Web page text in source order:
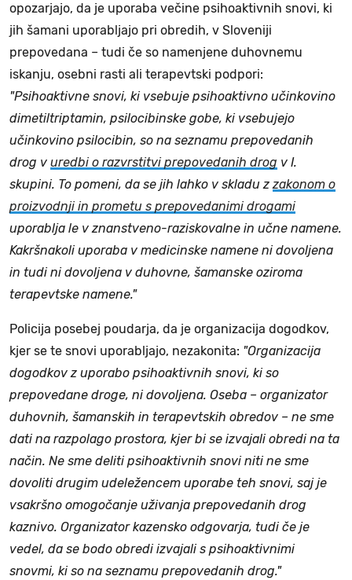
opozarjajo, da je uporaba večine psihoaktivnih snovi, ki
jih šamani uporabljajo pri obredih, v Sloveniji
prepovedana – tudi če so namenjene duhovnemu
iskanju, osebni rasti ali terapevtski podpori:
"Psihoaktivne snovi, ki vsebuje psihoaktivno učinkovino
dimetiltriptamin, psilocibinske gobe, ki vsebujejo
učinkovino psilocibin, so na seznamu prepovedanih
drog v uredbi o razvrstitvi prepovedanih drog v I.
skupini. To pomeni, da se jih lahko v skladu zzakonom o
proizvodnji in prometu s prepovedanimi drogami
uporablja le v znanstveno-raziskovalne in učne namene.
Kakršnakoli uporaba v medicinske namene ni dovoljena
in tudi ni dovoljena v duhovne, šamanske oziroma
terapevtske namene."
Policija posebej poudarja, da je organizacija dogodkov,
kjer se te snovi uporabljajo, nezakonita: "Organizacija
dogodkov z uporabo psihoaktivnih snovi, ki so
prepovedane droge, ni dovoljena. Oseba – organizator
duhovnih, šamanskih in terapevtskih obredov – ne sme
dati na razpolago prostora, kjer bi se izvajali obredi na ta
način. Ne sme deliti psihoaktivnih snovi niti ne sme
dovoliti drugim udeležencem uporabe teh snovi, saj je
vsakršno omogočanje uživanja prepovedanih drog
kaznivo. Organizator kazensko odgovarja, tudi če je
vedel, da se bodo obredi izvajali s psihoaktivnimi
snovmi, ki so na seznamu prepovedanih drog."